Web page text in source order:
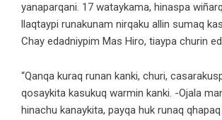
yanaparqani. 17 wataykama, hinaspa
llaqtaypi runakunam nirqaku allin sumaq
Chay edadniypim Mas Hiro, tiaypa churin
“Qanqa kuraq runan kanki, churi,
qosaykita kasukuq warmin kanki. -Ojala
hinachu kanaykita, payqa huk runaq